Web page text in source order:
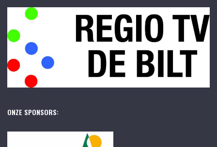
ONZE SPONSORS: